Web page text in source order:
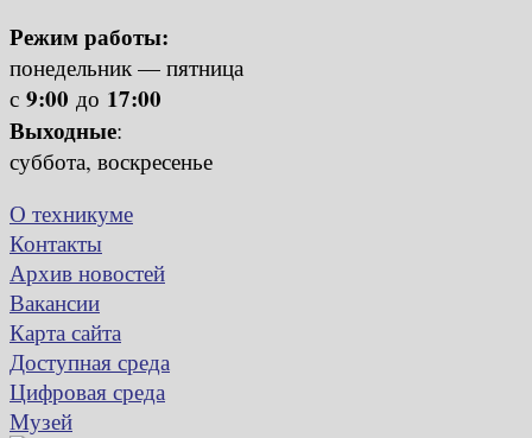
Режим работы:
понедельник — пятница
с 9:00 до 17:00
Выходные:
суббота, воскресенье
О техникуме
Контакты
Архив новостей
Вакансии
Карта сайта
Доступная среда
Цифровая среда
Музей